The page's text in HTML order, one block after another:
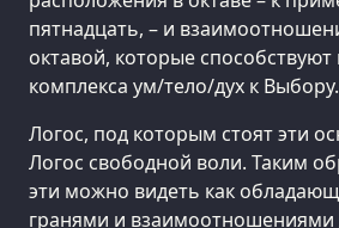
пятнадцать, – и
октавой, которые
комплекса ум/тело/дух к Выбору.
Логос, под которым стоят эти
Логос свободной воли. Таким
эти можно видеть как
гранями и взаимоотношениями